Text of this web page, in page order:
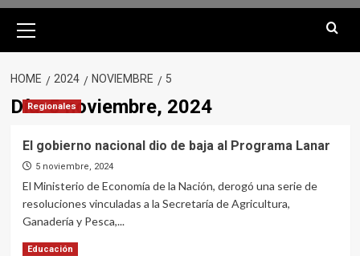
Menu
HOME 2024 NOVIEMBRE 5
Día:5 noviembre, 2024
Regionales
El gobierno nacional dio de baja al Programa Lanar
5 noviembre, 2024
El Ministerio de Economía de la Nación, derogó una serie de
resoluciones vinculadas a la Secretaría de Agricultura,
Ganadería y Pesca,...
Leer másRead
Educación